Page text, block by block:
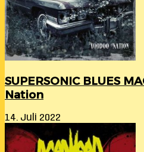
SUPERSONIC BLUES
Nation
14. Juli 2022